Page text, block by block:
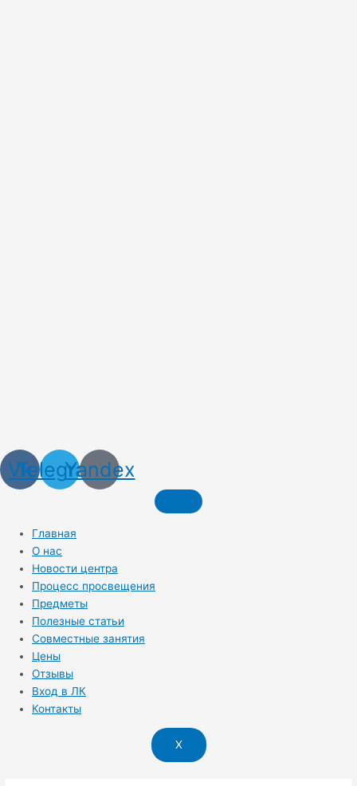
Vk
Telegram
Yandex
Главная
О нас
Новости центра
Процесс просвещения
Предметы
Полезные статьи
Совместные занятия
Цены
Отзывы
Вход в ЛК
Контакты
X